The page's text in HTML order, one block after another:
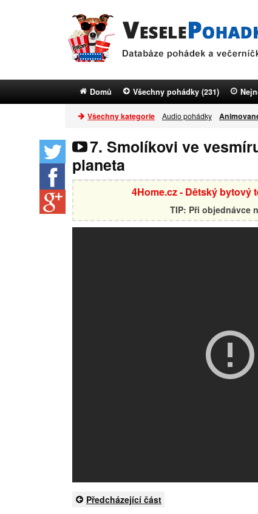
Domů Všechny pohádky (231)
Všechny kategorie Audio pohádky
7. Smolíkovi ve
planeta
4Home.cz - Dětský bytový
TIP: Při objednávce
Předcházející část